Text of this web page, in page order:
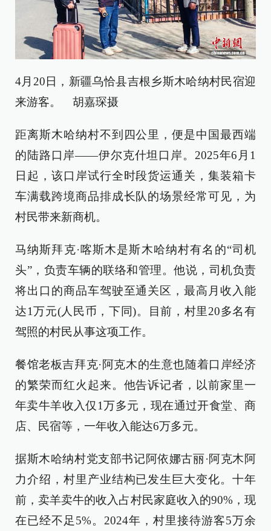
4月20日，新疆乌恰县吉根乡斯木哈纳村民宿迎
来游客。 胡嘉琛摄
距离斯木哈纳村不到四公里，便是中国最西端
的陆路口岸——伊尔克什坦口岸。2025年6月1
日起，该口岸试行全时段货运通关，集装箱卡
车满载跨境商品排成长队的场景经常可见，为
村民带来新商机。
马纳斯拜克·喀斯木是斯木哈纳村有名的“司机
头”，负责车辆的联络和管理。他说，司机负责
将出口的商品车驾驶至通关区，最高月收入能
达1万元(人民币，下同)。目前，村里20多名有
驾照的村民从事这项工作。
餐馆老板吉拜克·阿克木的生意也随着口岸经济
的繁荣而红火起来。他告诉记者，以前家里一
年卖牛羊收入仅1万多元，现在通过开食堂、商
店、民宿等，一年收入能达6万多元。
据斯木哈纳村党支部书记阿依娜古丽·阿克木阿
力介绍，村里产业结构已发生巨大变化。十年
前，卖羊卖牛的收入占村民家庭收入的90%，现
在已经不足5%。2024年，村里接待游客5万余